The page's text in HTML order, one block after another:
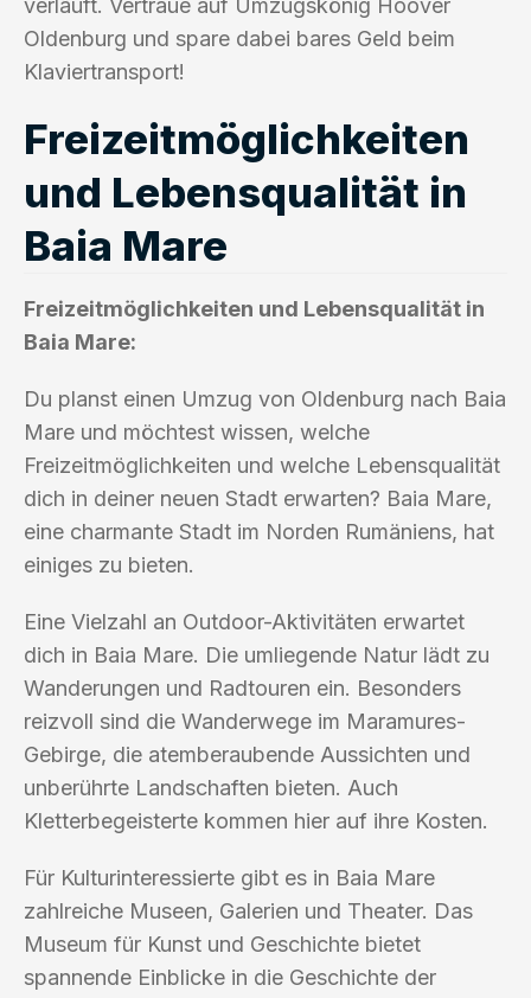
verläuft. Vertraue auf Umzugskönig Hoover
Oldenburg und spare dabei bares Geld beim
Klaviertransport!
Freizeitmöglichkeiten
und Lebensqualität in
Baia Mare
Freizeitmöglichkeiten und Lebensqualität in
Baia Mare:
Du planst einen Umzug von Oldenburg nach Baia
Mare und möchtest wissen, welche
Freizeitmöglichkeiten und welche Lebensqualität
dich in deiner neuen Stadt erwarten? Baia Mare,
eine charmante Stadt im Norden Rumäniens, hat
einiges zu bieten.
Eine Vielzahl an Outdoor-Aktivitäten erwartet
dich in Baia Mare. Die umliegende Natur lädt zu
Wanderungen und Radtouren ein. Besonders
reizvoll sind die Wanderwege im Maramures-
Gebirge, die atemberaubende Aussichten und
unberührte Landschaften bieten. Auch
Kletterbegeisterte kommen hier auf ihre Kosten.
Für Kulturinteressierte gibt es in Baia Mare
zahlreiche Museen, Galerien und Theater. Das
Museum für Kunst und Geschichte bietet
spannende Einblicke in die Geschichte der